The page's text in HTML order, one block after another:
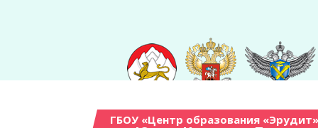
ГБОУ «Центр образования